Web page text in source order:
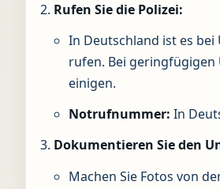
Rufen Sie die Polizei:
In Deutschland ist es
rufen. Bei geringfügigen
einigen.
Notrufnummer: In
Dokumentieren Sie den
Machen Sie Fotos von